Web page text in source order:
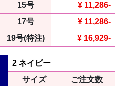
15号
¥ 11,286-
17号
¥ 11,286-
19号(特注)
¥ 16,929-
2 ネイビー
サイズ
ご注文数